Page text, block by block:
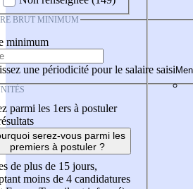
BRUT MINIMUM
minimum
une périodicité pour le salaire saisi
parmi les 1ers à postuler
serez-vous parmi les
premiers à postuler ?
de plus de 15 jours,
moins de 4 candidatures